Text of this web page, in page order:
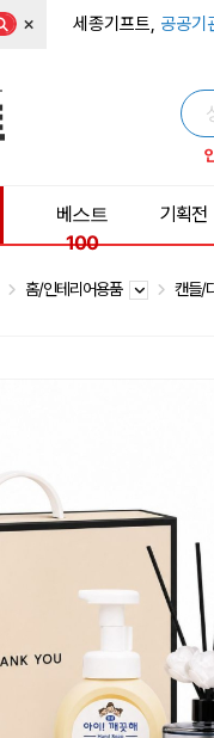
× 세종기프트, 공공기
베스트
100
기획전
홈/인테리어용품 캔들/